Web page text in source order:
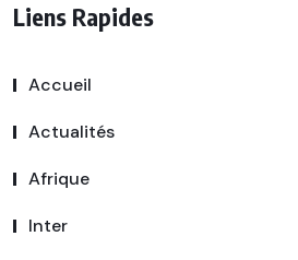
Liens Rapides
Accueil
Actualités
Afrique
Inter